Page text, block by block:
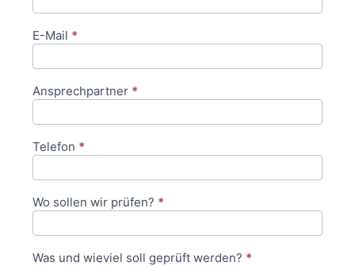
E-Mail *
Ansprechpartner *
Telefon *
Wo sollen wir prüfen? *
Was und wieviel soll geprüft werden? *